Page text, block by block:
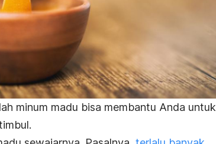
minum madu bisa membantu Anda untuk